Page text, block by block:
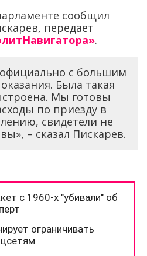
сообщил
передает
.
с большим
Была такая
Мы готовы
по приезду в
свидетели не
– сказал Пискарев.